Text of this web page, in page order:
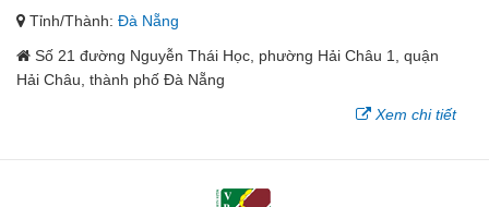
Tỉnh/Thành: Đà Nẵng
Số 21 đường Nguyễn Thái Học, phường Hải Châu 1, quận
Hải Châu, thành phố Đà Nẵng
Xem chi tiết